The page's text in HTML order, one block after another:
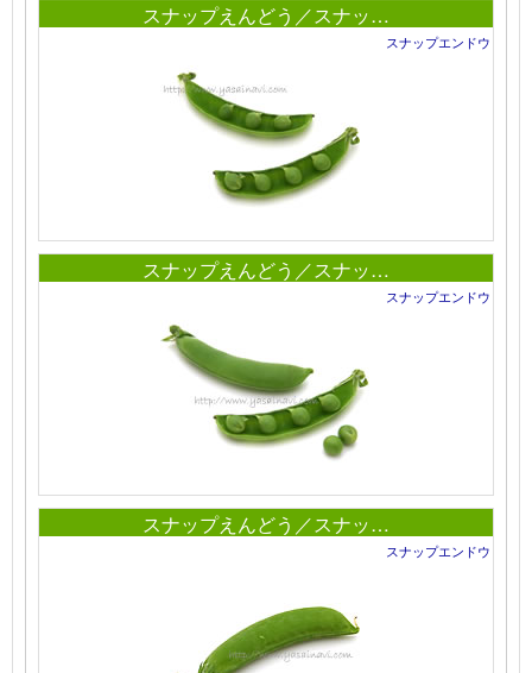
スナップえんどう／スナッ…
スナップエンドウ
スナップえんどう／スナッ…
スナップエンドウ
スナップえんどう／スナッ…
スナップエンドウ